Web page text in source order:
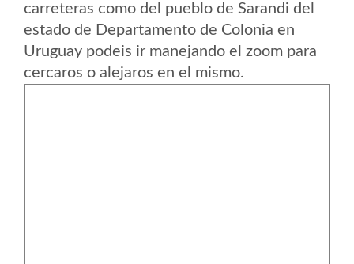
carreteras como del pueblo de Sarandi del
estado de Departamento de Colonia en
Uruguay podeis ir manejando el zoom para
cercaros o alejaros en el mismo.